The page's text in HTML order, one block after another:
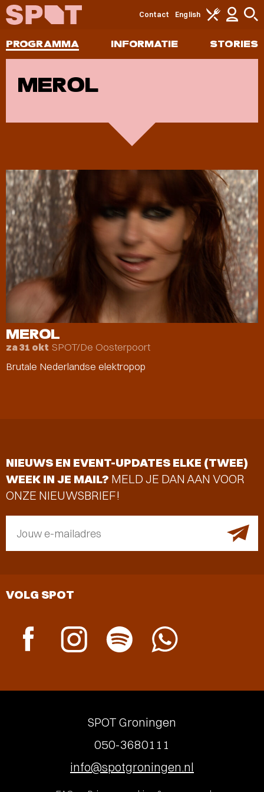
PROGRAMMA INFORMATIE STORIES
Contact English
MEROL
MEROL
za 31 okt SPOT/De Oosterpoort
Brutale Nederlandse elektropop
NIEUWS EN EVENT-UPDATES ELKE (TWEE)
WEEK IN JE MAIL? MELD JE DAN AAN VOOR
ONZE NIEUWSBRIEF!
Jouw e-mailadres
VOLG SPOT
SPOT Groningen
050-3680111
info@spotgroningen.nl